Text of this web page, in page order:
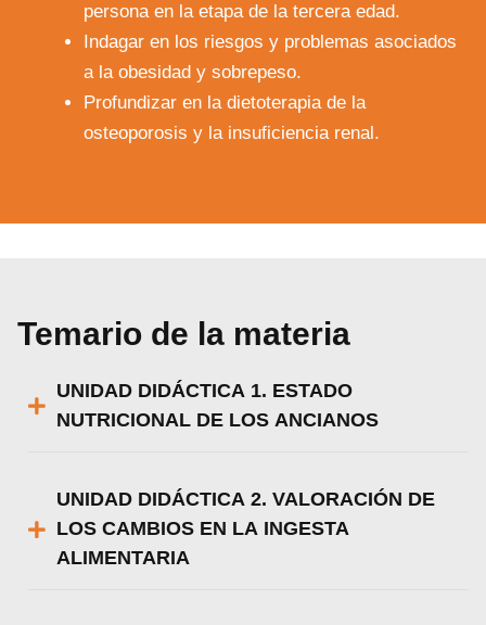
persona en la etapa de la tercera edad.
Indagar en los riesgos y problemas asociados
a la obesidad y sobrepeso.
Profundizar en la dietoterapia de la
osteoporosis y la insuficiencia renal.
Temario de la materia
UNIDAD DIDÁCTICA 1. ESTADO
NUTRICIONAL DE LOS ANCIANOS
UNIDAD DIDÁCTICA 2. VALORACIÓN DE
LOS CAMBIOS EN LA INGESTA
ALIMENTARIA